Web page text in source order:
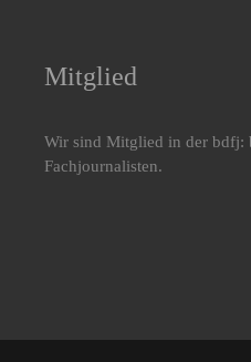
Mitglied
Wir sind Mitglied in der bdfj:
Fachjournalisten.